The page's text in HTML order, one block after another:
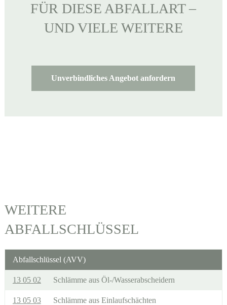
FÜR DIESE ABFALLART –
UND VIELE WEITERE
Unverbindliches Angebot anfordern
WEITERE
ABFALLSCHLÜSSEL
Abfallschlüssel (AVV)
13 05 02 Schlämme aus Öl-/Wasserabscheidern
13 05 03 Schlämme aus Einlaufschächten